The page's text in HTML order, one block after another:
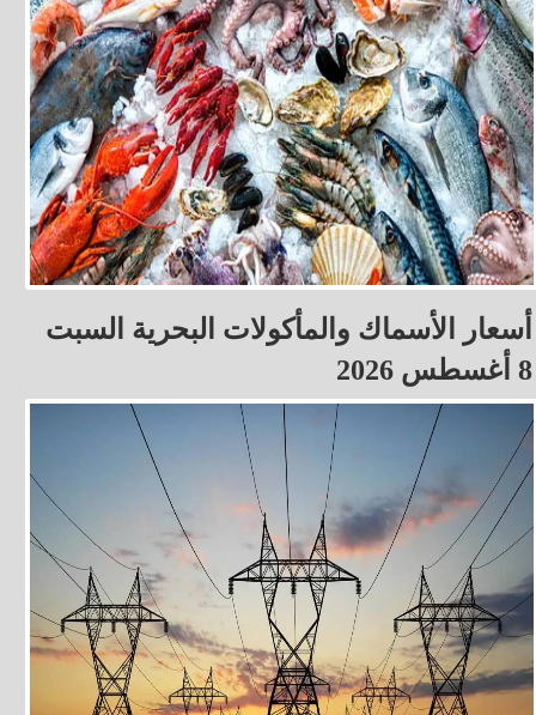
أسعار الأسماك والمأكولات البحرية السبت
8 أغسطس 2026